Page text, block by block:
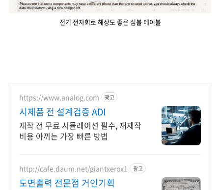
전기 전자회로 해상도 좋은 심볼 테이블
https://www.analog.com 광고
시제품 전 설계검증 ADI
제작 전 무료 시뮬레이션 필수, 재제작
비용 아끼는 가장 빠른 방법
http://cafe.daum.net/giantxerox1 광고
도면출력 전문점 거인기획